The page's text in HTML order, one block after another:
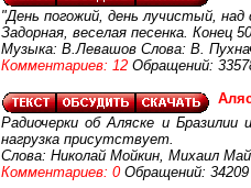
"День погожий, день лучистый,
Задорная, веселая песенка. Конец
Музыка: В.Левашов Слова: В.
Комментариев: 12 Обращений:
Радиочерки об Аляске и
нагрузка присутствует.
Слова: Николай Мойкин, Михаил
Комментариев: 0 Обращений: 34209